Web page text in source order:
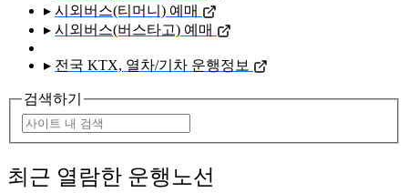
▸ 시외버스(티머니) 예매
▸ 시외버스(버스타고) 예매
▸ 전국 KTX, 열차/기차 운행정보
검색하기
최근 열람한 운행노선